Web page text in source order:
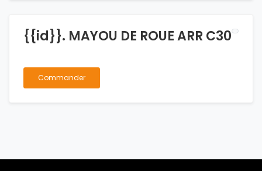
{{id}}. MAYOU DE ROUE ARR C30
Commander